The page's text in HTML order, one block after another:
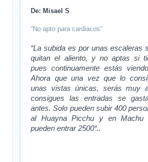
De: Misael S
“No apto para cardiacos”
“La subida es por unas escaleras
quitan el aliento, y no aptas si
pues continuamente estás
Ahora que una vez que lo
unas vistas únicas, serás muy
consigues las entradas se
antes. Solo pueden subir 400
al Huayna Picchu y en Machu
pueden entrar 2500“..